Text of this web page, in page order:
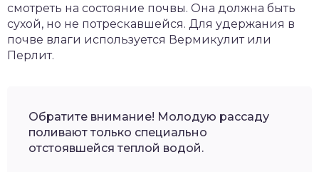
смотреть на состояние почвы. Она должна быть
сухой, но не потрескавшейся. Для удержания в
почве влаги используется Вермикулит или
Перлит.
Обратите внимание! Молодую рассаду
поливают только специально
отстоявшейся теплой водой.